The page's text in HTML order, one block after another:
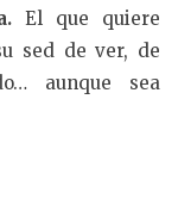
El que quiere
sed de ver, de
aunque sea